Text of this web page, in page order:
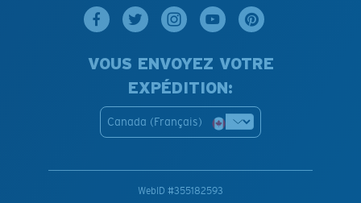
VOUS ENVOYEZ VOTRE
EXPÉDITION:
Canada (Français)
WebID #355182593